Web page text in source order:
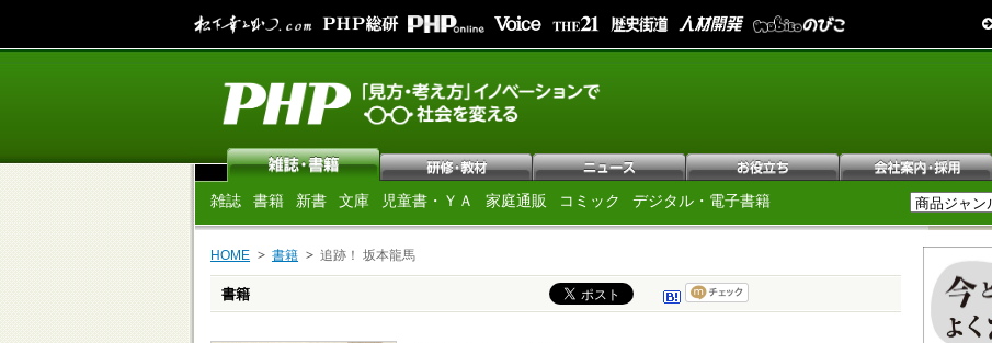
雑誌 書籍 新書 文庫 児童書・ＹＡ 家庭通販 コミック デジタル・電子書籍
HOME 書籍 追跡！ 坂本龍馬
書籍